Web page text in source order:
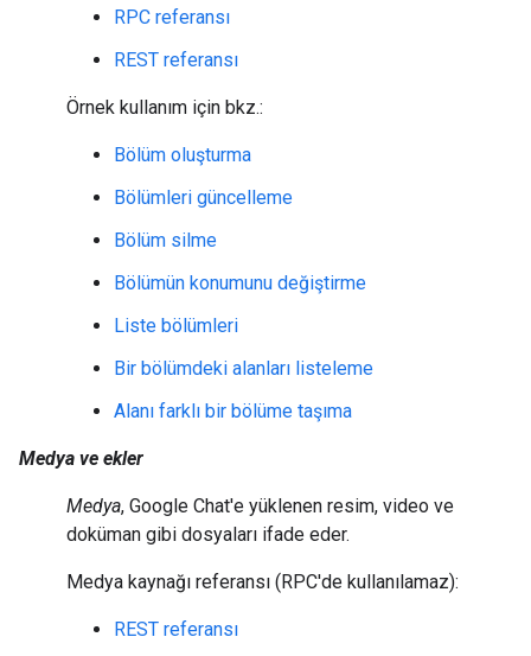
RPC referansı
REST referansı
Örnek kullanım için bkz.:
Bölüm oluşturma
Bölümleri güncelleme
Bölüm silme
Bölümün konumunu değiştirme
Liste bölümleri
Bir bölümdeki alanları listeleme
Alanı farklı bir bölüme taşıma
Medya ve ekler
Medya, Google Chat'e yüklenen resim, video ve
doküman gibi dosyaları ifade eder.
Medya kaynağı referansı (RPC'de kullanılamaz):
REST referansı